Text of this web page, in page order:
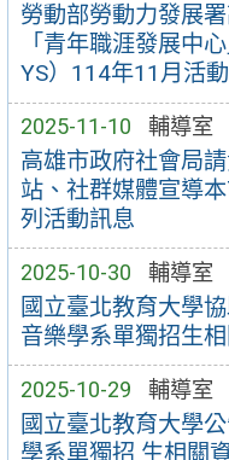
勞動部勞動力發展
「青年職涯發展中
YS）114年11月活
2025-11-10 輔導室
高雄市政府社會局
站、社群媒體宣導
列活動訊息
2025-10-30 輔導室
國立臺北教育大學
音樂學系單獨招生
2025-10-29 輔導室
國立臺北教育大學
學系單獨招 生相關